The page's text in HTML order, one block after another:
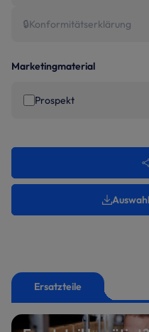
🔒Konformitätserklärung
Marketingmaterial
Prospekt
Ersatzteile